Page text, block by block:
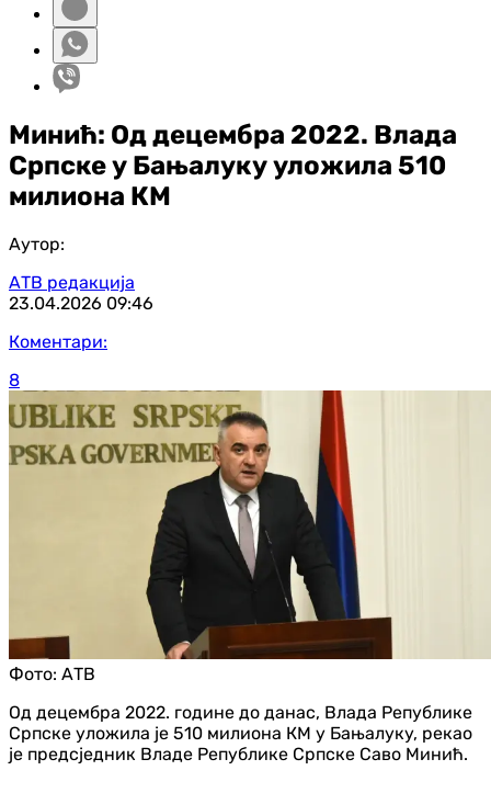
Минић: Од децембра 2022. Влада
Српске у Бањалуку уложила 510
милиона КМ
Аутор:
АТВ редакција
23.04.2026 09:46
Коментари:
8
Фото: АТВ
Од децембра 2022. године до данас, Влада Републике
Српске уложила је 510 милиона КМ у Бањалуку, рекао
је предсједник Владе Републике Српске Саво Минић.